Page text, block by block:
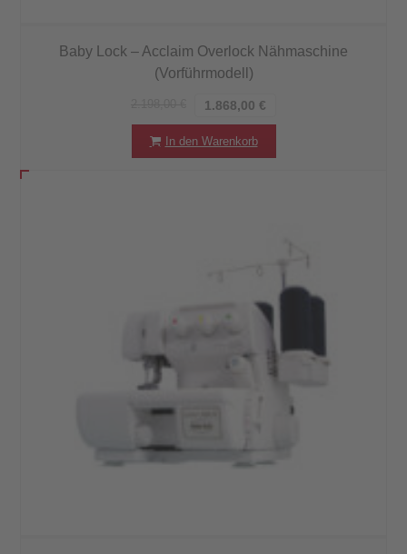
Baby Lock – Acclaim Overlock Nähmaschine
(Vorführmodell)
1.868,00 €
In den Warenkorb